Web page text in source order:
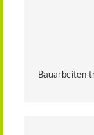
Bauarbeiten